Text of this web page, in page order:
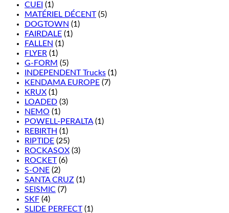
CUEI (1)
MATÉRIEL DÉCENT (5)
DOGTOWN (1)
FAIRDALE (1)
FALLEN (1)
FLYER (1)
G-FORM (5)
INDEPENDENT Trucks (1)
KENDAMA EUROPE (7)
KRUX (1)
LOADED (3)
NEMO (1)
POWELL-PERALTA (1)
REBIRTH (1)
RIPTIDE (25)
ROCKASOX (3)
ROCKET (6)
S-ONE (2)
SANTA CRUZ (1)
SEISMIC (7)
SKF (4)
SLIDE PERFECT (1)